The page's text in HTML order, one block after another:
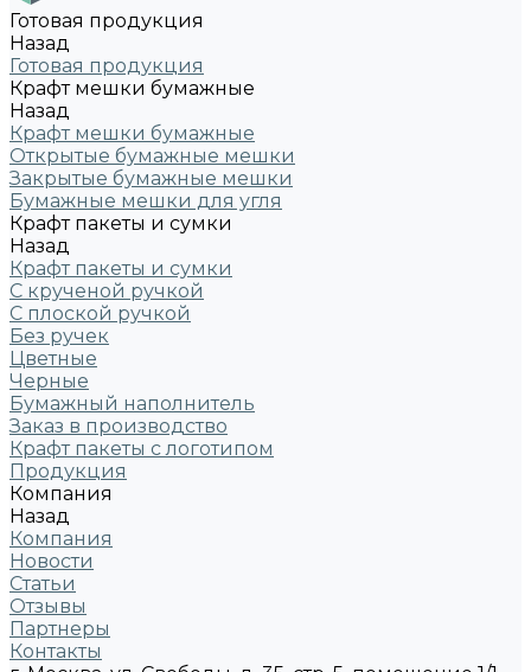
Готовая продукция
Назад
Готовая продукция
Крафт мешки бумажные
Назад
Крафт мешки бумажные
Открытые бумажные мешки
Закрытые бумажные мешки
Бумажные мешки для угля
Крафт пакеты и сумки
Назад
Крафт пакеты и сумки
С крученой ручкой
С плоской ручкой
Без ручек
Цветные
Черные
Бумажный наполнитель
Заказ в производство
Крафт пакеты с логотипом
Продукция
Компания
Назад
Компания
Новости
Статьи
Отзывы
Партнеры
Контакты